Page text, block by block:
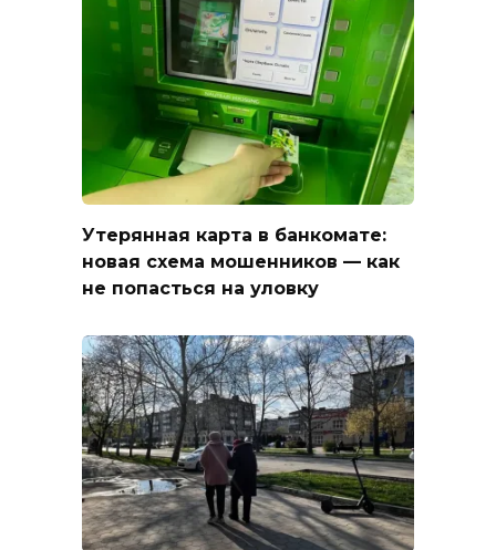
Утерянная карта в банкомате:
новая схема мошенников — как
не попасться на уловку